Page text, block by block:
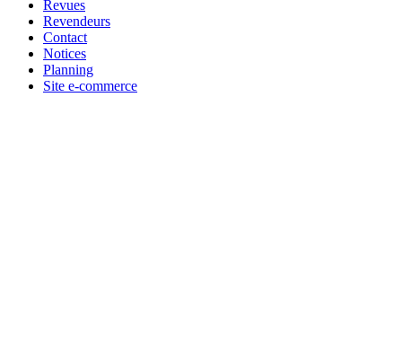
Revues
Revendeurs
Contact
Notices
Planning
Site e-commerce